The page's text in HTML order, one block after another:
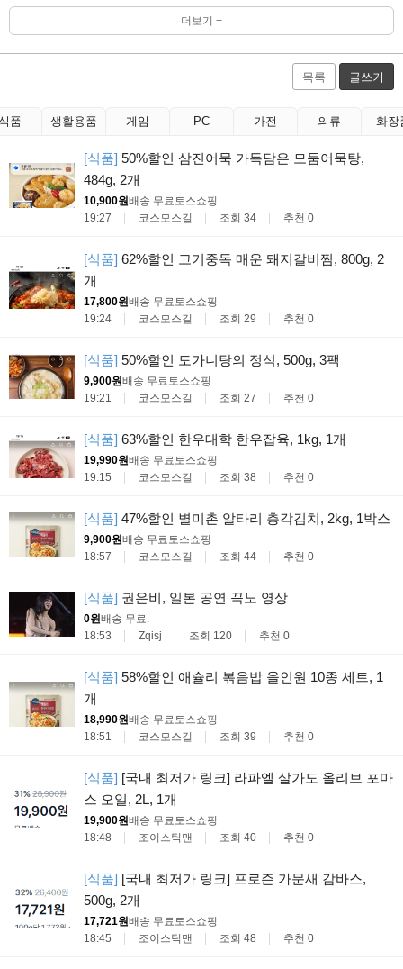
더보기 +
목록 글쓰기
품 생활용품 게임 PC 가전 의류 화장
[식품] 50%할인 삼진어묵 가득담은 모둠어묵탕,
484g, 2개
10,900원배송 무료 토스쇼핑
19:27
코스모스길 조회 34 추천 0
[식품] 62%할인 고기중독 매운 돼지갈비찜, 800g, 2
개
17,800원배송 무료 토스쇼핑
19:24
코스모스길 조회 29 추천 0
[식품] 50%할인 도가니탕의 정석, 500g, 3팩
9,900원배송 무료 토스쇼핑
19:21
코스모스길 조회 27 추천 0
[식품] 63%할인 한우대학 한우잡육, 1kg, 1개
19,990원배송 무료 토스쇼핑
19:15
코스모스길 조회 38 추천 0
[식품] 47%할인 별미촌 알타리 총각김치, 2kg, 1박스
9,900원배송 무료 토스쇼핑
18:57
코스모스길 조회 44 추천 0
[식품] 권은비, 일본 공연 꼭노 영상
0원배송 무료
18:53
Zqisj 조회 120 추천 0
[식품] 58%할인 애슐리 볶음밥 올인원 10종 세트, 1
개
18,990원배송 무료 토스쇼핑
18:51
코스모스길 조회 39 추천 0
[식품] [국내 최저가 링크] 라파엘 살가도 올리브 포마
스 오일, 2L, 1개
19,900원배송 무료 토스쇼핑
18:48
조이스틱맨 조회 40 추천 0
[식품] [국내 최저가 링크] 프로즌 가문새 감바스,
500g, 2개
17,721원배송 무료 토스쇼핑
18:45
조이스틱맨 조회 48 추천 0